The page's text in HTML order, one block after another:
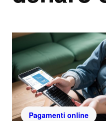
Pagamenti online